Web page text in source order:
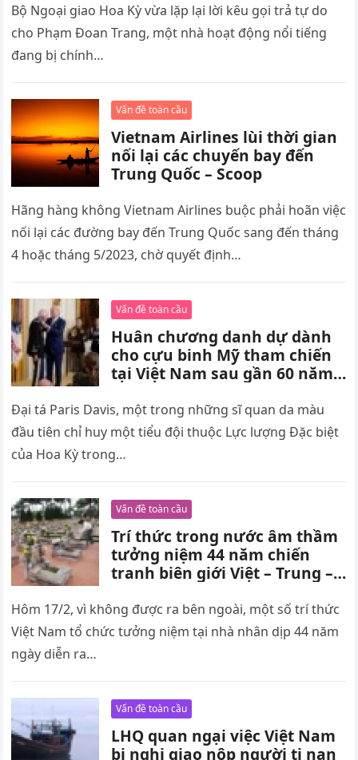
Bộ Ngoại giao Hoa Kỳ vừa lặp lại lời kêu gọi trả tự do
cho Phạm Đoan Trang, một nhà hoạt động nổi tiếng
đang bị chính…
Vấn đề toàn cầu
Vietnam Airlines lùi thời gian
nối lại các chuyến bay đến
Trung Quốc – Scoop
Hãng hàng không Vietnam Airlines buộc phải hoãn việc
nối lại các đường bay đến Trung Quốc sang đến tháng
4 hoặc tháng 5/2023, chờ quyết định…
Vấn đề toàn cầu
Huân chương danh dự dành
cho cựu binh Mỹ tham chiến
tại Việt Nam sau gần 60 năm –
Đại tá Paris Davis, một trong những sĩ quan da màu
đầu tiên chỉ huy một tiểu đội thuộc Lực lượng Đặc biệt
của Hoa Kỳ trong…
Vấn đề toàn cầu
Trí thức trong nước âm thầm
tưởng niệm 44 năm chiến
tranh biên giới Việt – Trung –
Hôm 17/2, vì không được ra bên ngoài, một số trí thức
Việt Nam tổ chức tưởng niệm tại nhà nhân dịp 44 năm
ngày diễn ra…
Vấn đề toàn cầu
LHQ quan ngại việc Việt Nam
bị nghi giao nộp người tị nạn